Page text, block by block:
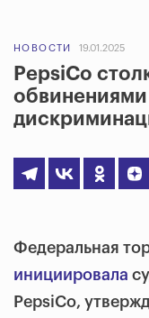
НОВОСТИ 19.01.2025
PepsiCo
Федеральная
инициировала
PepsiCo,